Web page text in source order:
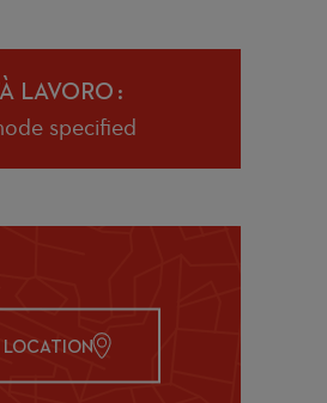
LAVORO
specified
LOCATION